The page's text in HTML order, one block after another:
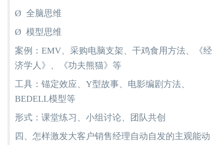
Ø 全脑思维
Ø 模型思维
案例：EMV、采购电脑支架、干鸡食用方法、《经
济学人》、《功夫熊猫》等
工具：锚定效应、Y型故事、电影编剧方法、
BEDELL模型等
形式：课堂练习、小组讨论、团队共创
四、怎样激发大客户销售经理自动自发的主观能动